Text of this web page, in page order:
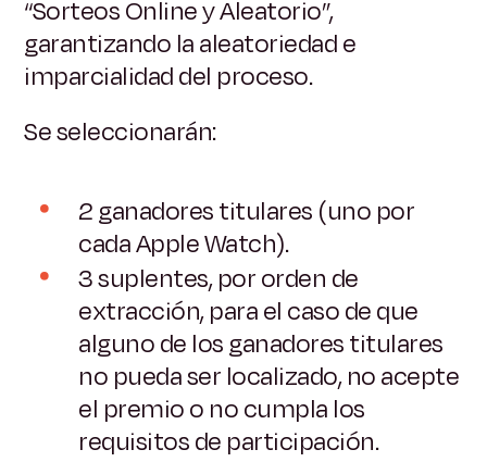
“Sorteos Online y Aleatorio”,
garantizando la aleatoriedad e
imparcialidad del proceso.
Se seleccionarán:
2 ganadores titulares (uno por
cada Apple Watch).
3 suplentes, por orden de
extracción, para el caso de que
alguno de los ganadores titulares
no pueda ser localizado, no acepte
el premio o no cumpla los
requisitos de participación.